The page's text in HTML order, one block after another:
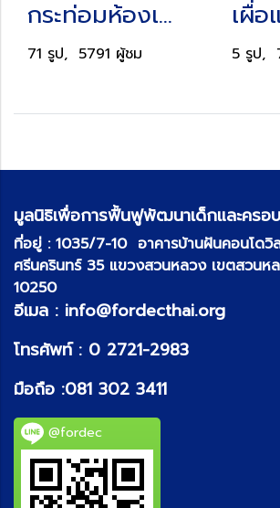
กระท่อมห้องเรียนหรรษา
71 รูป, 5791 ผู้ชม 5 รูป,
มูลนิธิเพื่อการฟื้นฟูพัฒนาเด็กและครอ
ที่อยู่ : 1035/7-10 อาคารบ้านฝันคอนโดวิ
ศรีนครินทร์ 35 แขวงสวนหลวง เขตสวน
10250
อีเมล : info@fordecthai.org
โทรศัพท์ : 0 2721-2983
มือถือ :081 302 3411
@fordec